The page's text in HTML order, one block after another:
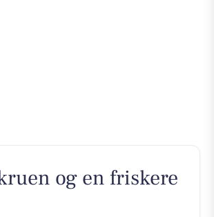
og en friskere